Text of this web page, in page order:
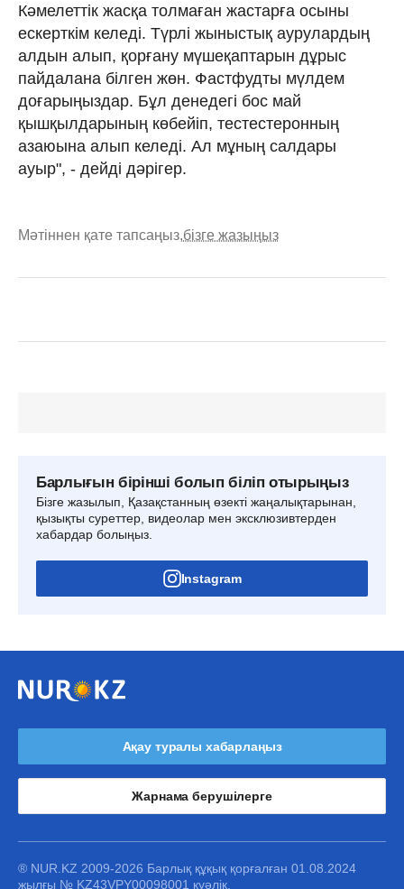
Кәмелеттік жасқа толмаған жастарға осыны
ескерткім келеді. Түрлі жыныстық аурулардың
алдын алып, қорғану мүшеқаптарын дұрыс
пайдалана білген жөн. Фастфудты мүлдем
доғарыңыздар. Бұл денедегі бос май
қышқылдарының көбейіп, тестестеронның
азаюына алып келеді. Ал мұның салдары
ауыр", - дейді дәрігер.
Мәтіннен қате тапсаңыз,бізге жазыңыз
Барлығын бірінші болып біліп отырыңыз
Бізге жазылып, Қазақстанның өзекті жаңалықтарынан,
қызықты суреттер, видеолар мен эксклюзивтерден
хабардар болыңыз.
Instagram
Ақау туралы хабарлаңыз
Жарнама берушілерге
® NUR.KZ 2009-2026 Барлық құқық қорғалған 01.08.2024
жылғы № KZ43VPY00098001 куәлік.